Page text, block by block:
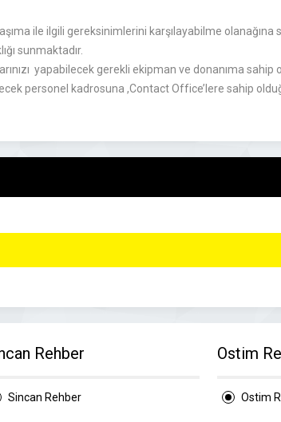
ile ilgili gereksinimlerini karşılayabilme olanağına
sunmaktadır.
yapabilecek gerekli ekipman ve donanıma
personel kadrosuna ,Contact Office’lere sahip
Rehber
Sincan Rehber
Ostim
Ostim